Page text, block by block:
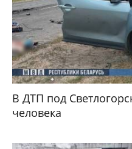
В ДТП под
человека